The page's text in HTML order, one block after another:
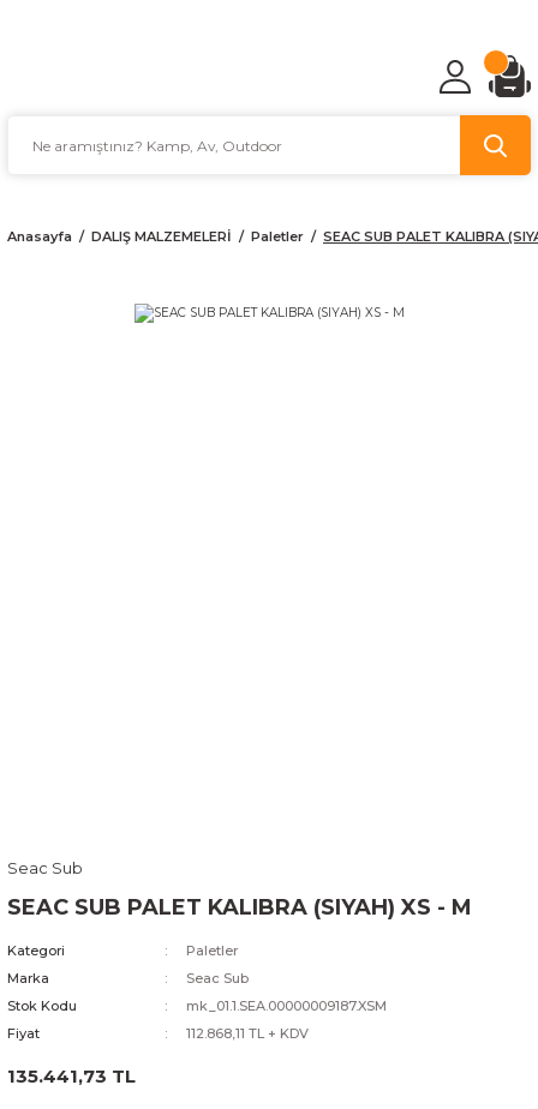
Anasayfa DALIŞ MALZEMELERİ Paletler SEAC SUB PALET KALIBRA
Seac Sub
SEAC SUB PALET KALIBRA (SIYAH) XS - M
Kategori
Paletler
Marka
Seac Sub
Stok Kodu
mk_01.1.SEA.00000009187.XSM
Fiyat
112.868,11 TL + KDV
135.441,73 TL